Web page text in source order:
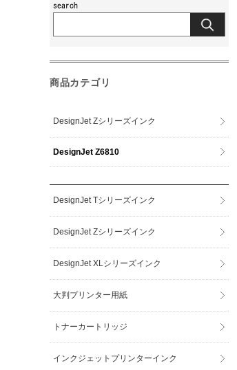
商品カテゴリ
DesignJet Zシリーズインク
DesignJet Z6810
DesignJet Tシリーズインク
DesignJet Zシリーズインク
DesignJet XLシリーズインク
大判プリンター用紙
トナーカートリッジ
インクジェットプリンターインク